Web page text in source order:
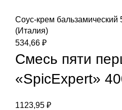
Соус-крем бальзамический
(Италия)
534,66 ₽
Смесь пяти
«SpicExpert»
1123,95 ₽